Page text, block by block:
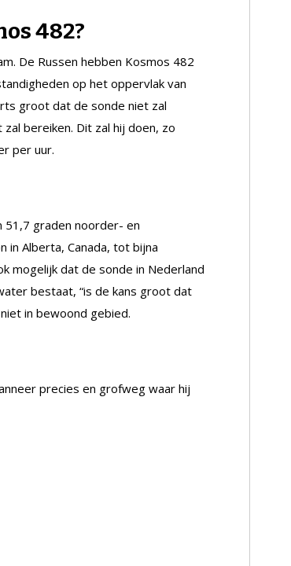
482?
De Russen hebben Kosmos 482
op het oppervlak van
groot dat de sonde niet zal
bereiken. Dit zal hij doen, zo
per uur.
51,7 graden noorder- en
in Alberta, Canada, tot bijna
mogelijk dat de sonde in Nederland
bestaat, “is de kans groot dat
in bewoond gebied.
precies en grofweg waar hij